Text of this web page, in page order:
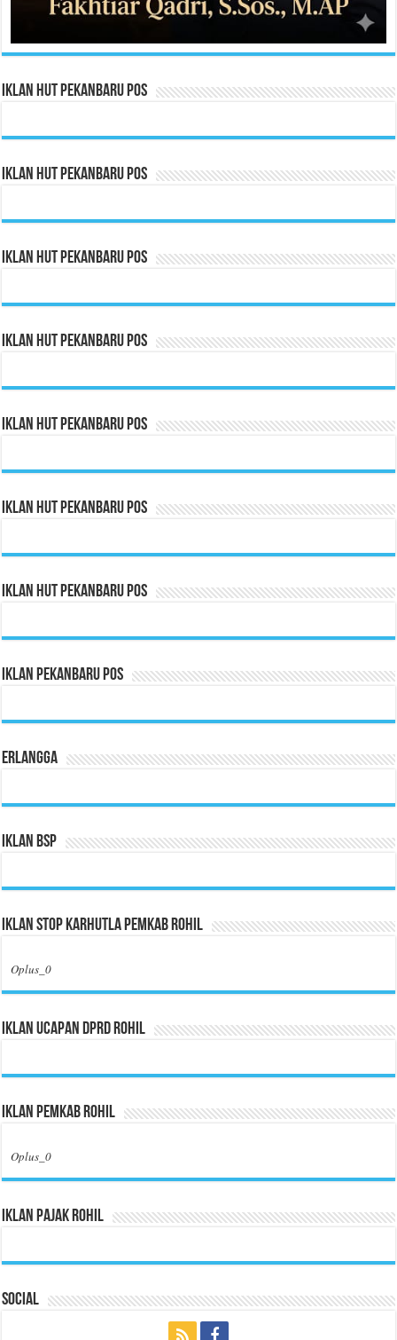
Iklan HUT Pekanbaru Pos
Iklan HUT Pekanbaru Pos
Iklan HUT Pekanbaru Pos
Iklan HUT Pekanbaru Pos
Iklan HUT Pekanbaru Pos
Iklan HUT Pekanbaru Pos
Iklan HUT Pekanbaru Pos
Iklan Pekanbaru Pos
Erlangga
Iklan BSP
Iklan Stop Karhutla Pemkab Rohil
Oplus_0
Iklan Ucapan DPRD Rohil
Iklan Pemkab Rohil
Oplus_0
Iklan Pajak Rohil
Social